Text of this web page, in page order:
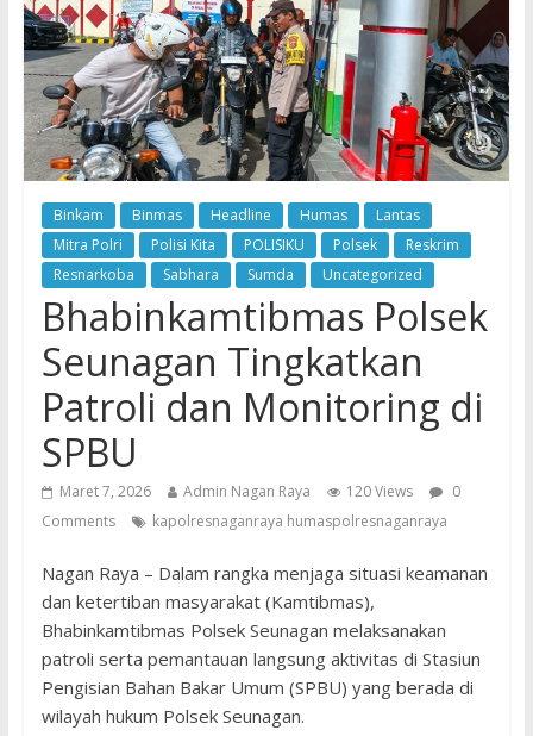
Binkam Binmas Headline Humas
Lantas
Mitra Polri
Polisi Kita POLISIKU Polsek
Reskrim
Resnarkoba
Sabhara Sumda Uncategorized
Bhabinkamtibmas Polsek
Seunagan Tingkatkan
Patroli dan Monitoring di
SPBU
Maret 7, 2026 Admin Nagan Raya 120 Views
0
Comments
kapolresnaganraya humaspolresnaganraya
Nagan Raya – Dalam rangka menjaga situasi keamanan
dan ketertiban masyarakat (Kamtibmas),
Bhabinkamtibmas Polsek Seunagan melaksanakan
patroli serta pemantauan langsung aktivitas di Stasiun
Pengisian Bahan Bakar Umum (SPBU) yang berada di
wilayah hukum Polsek Seunagan.